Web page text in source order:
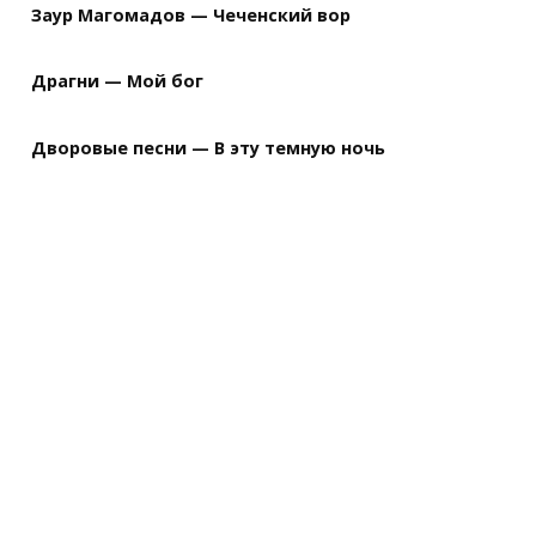
Заур Магомадов — Чеченский вор
Драгни — Мой бог
Дворовые песни — В эту темную ночь